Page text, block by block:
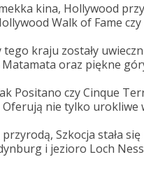
kina, Hollywood
Walk of Fame
kraju zostały
oraz piękne
Positano czy Cinque
Oferują nie tylko
Szkocja stała
i jezioro Loch